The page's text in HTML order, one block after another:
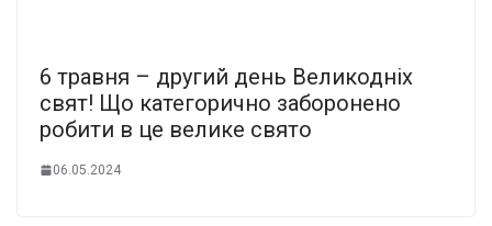
6 тpавня – другий день Великодніх
свят! Що категоpично забоpонено
pобити в це велике cвято
06.05.2024